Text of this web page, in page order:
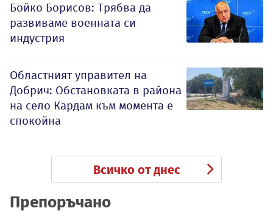
Бойко Борисов: Трябва да
развиваме военната си
индустрия
Oбластният управител на
Добрич: Обстановката в района
на село Кардам към момента е
спокойна
Всичко от днес
Препоръчано